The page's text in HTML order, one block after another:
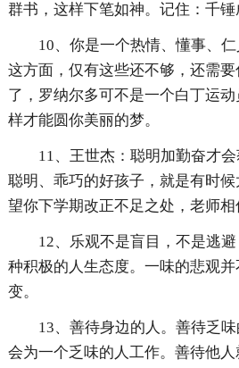
群书，这样下笔如神。记住：千锤
10、你是一个热情、懂事、
这方面，仅有这些还不够，还需
了，罗纳尔多可不是一个白丁运
样才能圆你美丽的梦。
11、王世杰：聪明加勤奋才
聪明、乖巧的好孩子，就是有时
望你下学期改正不足之处，老师相
12、乐观不是盲目，不是逃
种积极的人生态度。一味的悲观
变。
13、善待身边的人。善待乏
会为一个乏味的人工作。善待他